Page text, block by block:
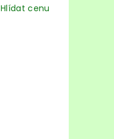
Hlídat cenu